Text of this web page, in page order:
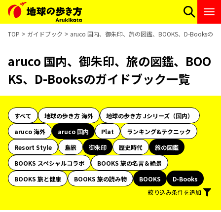
TOP ガイドブック aruco 国内、御朱印、旅の図鑑、BOOKS、D-Booksの
aruco 国内、御朱印、旅の図鑑、BOO
KS、D-Booksのガイドブック一覧
すべて 地球の歩き方 海外
地球の歩き方 Jシリーズ（国内）
aruco 海外
aruco 国内 Plat
ランキング&テクニック
Resort Style
島旅 御朱印 歴史時代
旅の図鑑
BOOKS スペシャルコラボ
BOOKS 旅の名言＆絶景
BOOKS 旅と健康
BOOKS 旅の読み物 BOOKS
D-Books
絞り込み条件を追加